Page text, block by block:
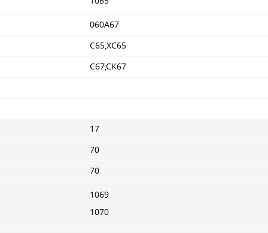
060A67
C65,XC65
C67,CK67
17
70
70
1069
1070